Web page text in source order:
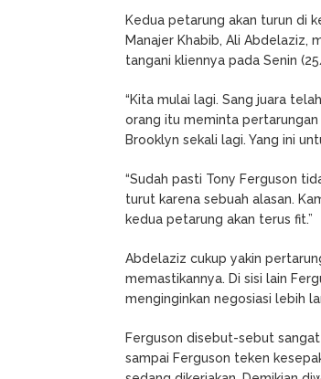
Kedua petarung akan turun di
Manajer Khabib, Ali
tangani kliennya pada Senin
“Kita mulai lagi. Sang juara
orang itu meminta pertarungan
Brooklyn sekali lagi. Yang ini
“Sudah pasti Tony Ferguson
turut karena sebuah alasan.
kedua petarung akan terus fit.”
Abdelaziz cukup yakin
memastikannya. Di sisi lain
menginginkan negosiasi lebih
Ferguson disebut-sebut
sampai Ferguson teken